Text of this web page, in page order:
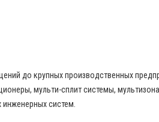
до крупных производственных
мульти-сплит системы,
систем.